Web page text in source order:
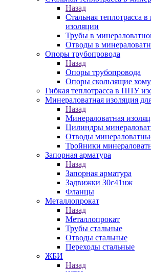
Назад
Стальная теплотрасса
изоляции
Трубы в
Отводы в
Опоры трубопровода
Назад
Опоры трубопровода
Опоры скользящие
Гибкая теплотрасса в ППУ
Минераловатная изоляция
Назад
Минераловатная
Цилиндры
Отводы
Тройники
Запорная арматура
Назад
Запорная арматура
Задвижки 30с41нж
Фланцы
Металлопрокат
Назад
Металлопрокат
Трубы стальные
Отводы стальные
Переходы стальные
ЖБИ
Назад